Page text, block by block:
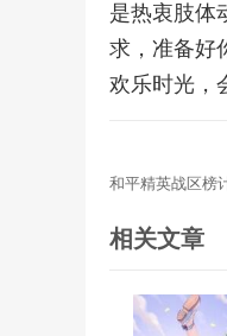
是热衷肢体
求，准备好
欢乐时光，
和平精英战区榜
相关文章